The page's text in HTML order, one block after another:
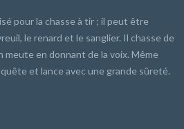
pour la chasse à tir ; il peut être
le renard et le sanglier. Il chasse de
en donnant de la voix. Même
et lance avec une grande sûreté.